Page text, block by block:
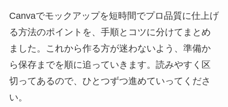
Canvaでモックアップを短時間でプロ品質に仕上げ
る方法のポイントを、手順とコツに分けてまとめ
ました。これから作る方が迷わないよう、準備か
ら保存までを順に追っていきます。読みやすく区
切ってあるので、ひとつずつ進めていってくださ
い。